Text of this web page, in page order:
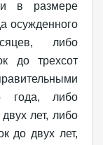
в размере
осужденного
либо
до трехсот
года, либо
лет, либо
до двух лет,